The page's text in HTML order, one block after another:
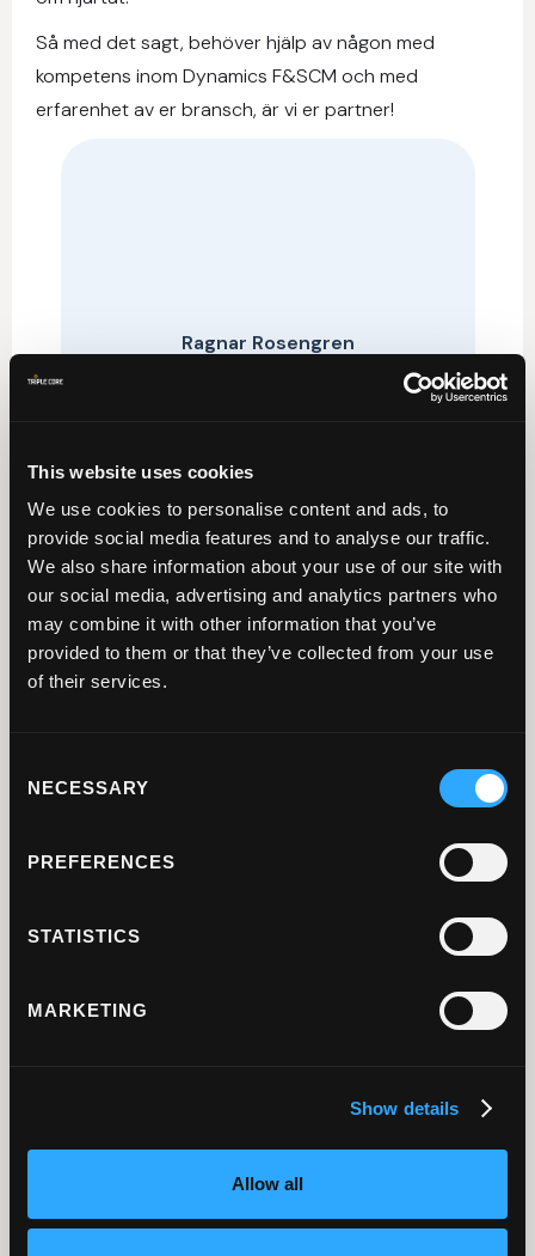
This website uses cookies
We use cookies to personalise content and ads, to
provide social media features and to analyse our traffic.
We also share information about your use of our site with
our social media, advertising and analytics partners who
may combine it with other information that you’ve
provided to them or that they’ve collected from your use
of their services.
Selection
NECESSARY
PREFERENCES
STATISTICS
MARKETING
Show details
Allow all
Så med det sagt, behöver hjälp av någon med
kompetens inom Dynamics F&SCM och med
erfarenhet av er bransch, är vi er partner!
Ragnar Rosengren
Några kunder och